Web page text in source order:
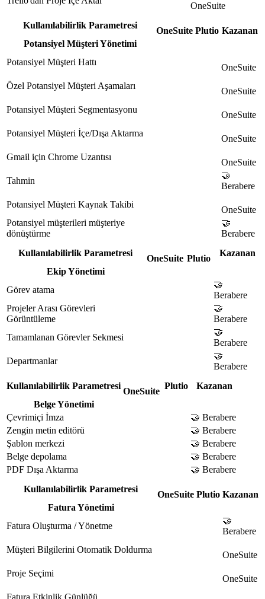
OneSuite
Kullanılabilirlik Parametresi
OneSuite Plutio Kazanan
Potansiyel Müşteri Yönetimi
Potansiyel Müşteri Hattı
OneSuite
Özel Potansiyel Müşteri Aşamaları
OneSuite
Potansiyel Müşteri Segmentasyonu
OneSuite
Potansiyel Müşteri İçe/Dışa Aktarma
OneSuite
Gmail için Chrome Uzantısı
OneSuite
Tahmin
🤝
Berabere
Potansiyel Müşteri Kaynak Takibi
OneSuite
Potansiyel müşterileri müşteriye
dönüştürme
🤝
Berabere
Kullanılabilirlik Parametresi
OneSuite Plutio
Kazanan
Ekip Yönetimi
Görev atama
🤝
Berabere
Projeler Arası Görevleri
Görüntüleme
🤝
Berabere
Tamamlanan Görevler Sekmesi
🤝
Berabere
Departmanlar
🤝
Berabere
Kullanılabilirlik Parametresi
OneSuite
Plutio
Kazanan
Belge Yönetimi
Çevrimiçi İmza
🤝 Berabere
Zengin metin editörü
🤝 Berabere
Şablon merkezi
🤝 Berabere
Belge depolama
🤝 Berabere
PDF Dışa Aktarma
🤝 Berabere
Kullanılabilirlik Parametresi
OneSuite Plutio Kazanan
Fatura Yönetimi
Fatura Oluşturma / Yönetme
🤝
Berabere
Müşteri Bilgilerini Otomatik Doldurma
OneSuite
Proje Seçimi
OneSuite
Fatura Etkinlik Günlüğü